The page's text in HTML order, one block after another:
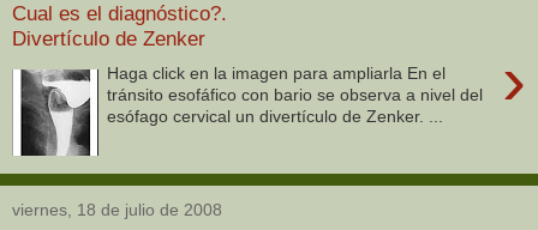
Cual es el diagnóstico?.
Divertículo de Zenker
›
Haga click en la imagen para ampliarla En el
tránsito esofáfico con bario se observa a nivel del
esófago cervical un divertículo de Zenker. ...
viernes, 18 de julio de 2008